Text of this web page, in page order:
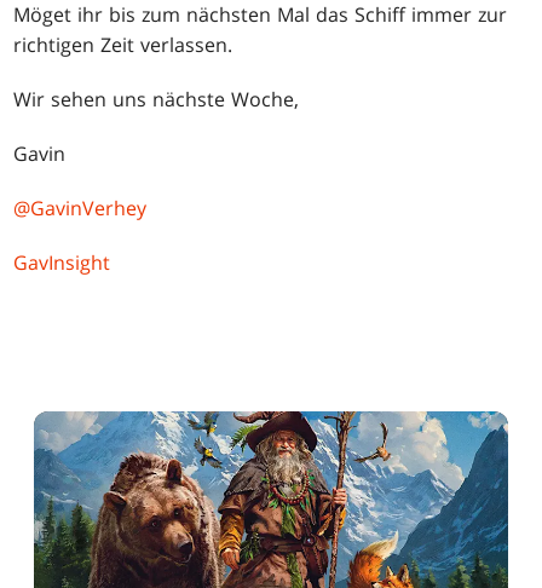
Möget ihr bis zum nächsten Mal das Schiff immer zur
richtigen Zeit verlassen.
Wir sehen uns nächste Woche,
Gavin
@GavinVerhey
GavInsight